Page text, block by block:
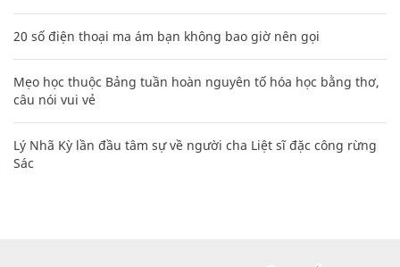
20 số điện thoại ma ám bạn không bao giờ nên gọi
Mẹo học thuộc Bảng tuần hoàn nguyên tố hóa học bằng thơ,
câu nói vui vẻ
Lý Nhã Kỳ lần đầu tâm sự về người cha Liệt sĩ đặc công rừng
Sác